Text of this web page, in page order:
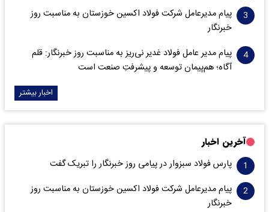
پیام مدیرعامل شرکت فولاد اکسین خوزستان به مناسبت روز
خبرنگار
پیام مدیر عامل فولاد غدیر نی‌ریز به مناسبت روز خبرنگار: قلم
آگاه؛ هم‌پیمان توسعه و پیشرفتِ صنعت است
اخبار بیشتر
آخرین اخبار
پارس فولاد سبزوار در پیامی روز خبرنگار را تبریک گفت
پیام مدیرعامل شرکت فولاد اکسین خوزستان به مناسبت روز
خبرنگار